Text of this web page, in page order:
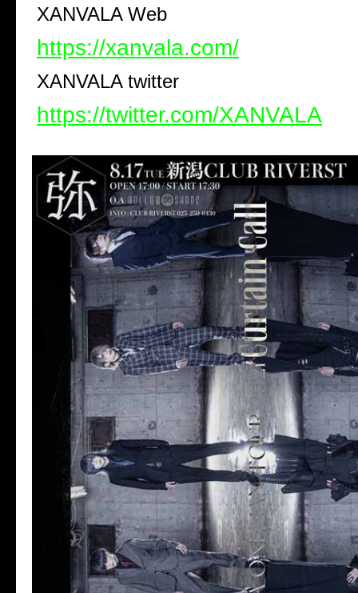
XANVALA Web
https://xanvala.com/
XANVALA twitter
https://twitter.com/XANVALA